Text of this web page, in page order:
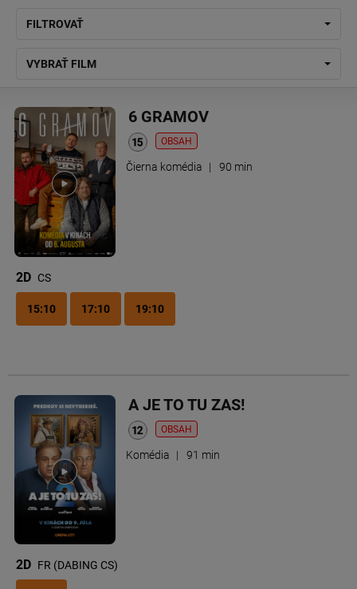
FILTROVAŤ
VYBRAŤ FILM
6 GRAMOV
OBSAH
Čierna komédia | 90 min
2D CS
15:10 17:10 19:10
A JE TO TU ZAS!
OBSAH
Komédia | 91 min
2D FR (DABING CS)